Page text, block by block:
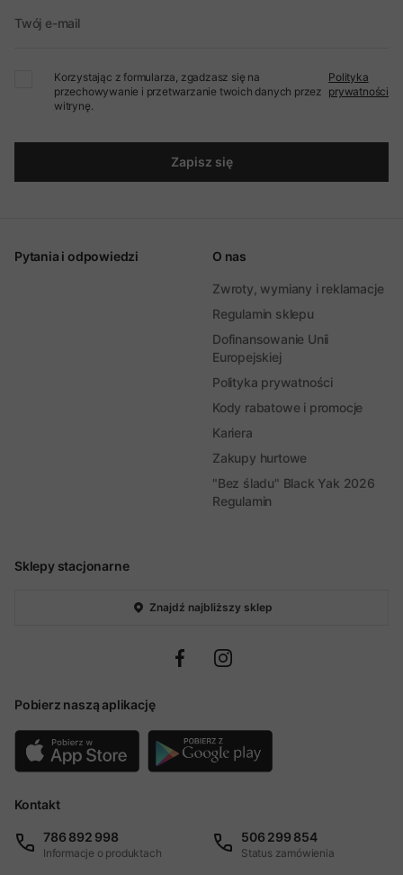
Twój e-mail
Korzystając z formularza, zgadzasz się na
przechowywanie i przetwarzanie twoich danych przez
witrynę.
Polityka
prywatności
Zapisz się
Sklepy stacjonarne
Znajdź najbliższy sklep
Pobierz naszą aplikację
Pytania i odpowiedzi O nas
Zwroty, wymiany i reklamacje
Regulamin sklepu
Dofinansowanie Unii
Europejskiej
Polityka prywatności
Kody rabatowe i promocje
Kariera
Zakupy hurtowe
"Bez śladu" Black Yak 2026
Regulamin
Kontakt
786 892 998
Informacje o produktach
506 299 854
Status zamówienia